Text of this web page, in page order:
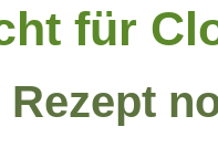
für
Rezept